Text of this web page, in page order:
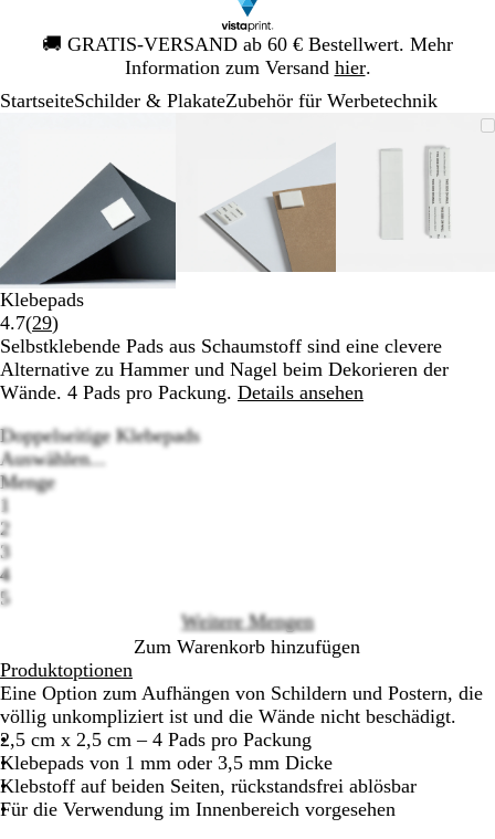
🚚 GRATIS-VERSAND ab 60 € Bestellwert. Mehr
Information zum Versand hier.
Galeriebild
1
StartseiteSchilder & PlakateZubehör für Werbetechnik
Minimum
Vergrößern
die
Tasten
und
-
zum
die
Pfeiltasten
zum
Schwenken.
Minimum
Vergrößern
die
Tasten
und
-
die
Pfeiltasten
zum
Bild
auf
Minimum
zum
Sie
die
Tasten
und
die
Klebepads
4.7(29Bewertungen
29
lesen
)
Selbstklebende Pads aus Schaumstoff sind eine clevere
Alternative zu Hammer und Nagel beim Dekorieren der
Wände. 4 Pads pro Packung. Details ansehen
Doppelseitige Klebepads
Auswählen...
Menge
1
2
3
4
5
Weitere Mengen
Zum Warenkorb hinzufügen
Produktoptionen
Eine Option zum Aufhängen von Schildern und Postern, die
völlig unkompliziert ist und die Wände nicht beschädigt.
2,5 cm x 2,5 cm – 4 Pads pro Packung
Klebepads von 1 mm oder 3,5 mm Dicke
Klebstoff auf beiden Seiten, rückstandsfrei ablösbar
Für die Verwendung im Innenbereich vorgesehen